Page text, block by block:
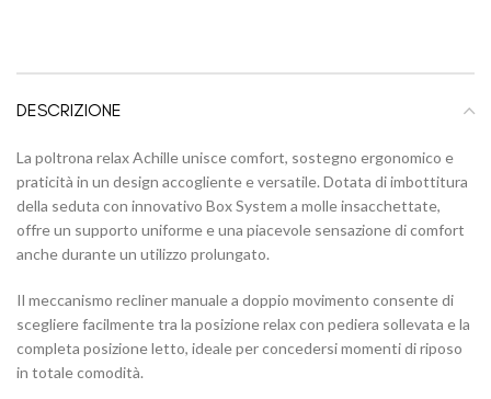
DESCRIZIONE
La poltrona relax Achille unisce comfort, sostegno ergonomico e
praticità in un design accogliente e versatile. Dotata di imbottitura
della seduta con innovativo Box System a molle insacchettate,
offre un supporto uniforme e una piacevole sensazione di comfort
anche durante un utilizzo prolungato.
Il meccanismo recliner manuale a doppio movimento consente di
scegliere facilmente tra la posizione relax con pediera sollevata e la
completa posizione letto, ideale per concedersi momenti di riposo
in totale comodità.